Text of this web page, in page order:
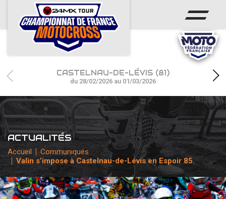
ACCUEIL
ACTUS
CALENDRIER
RÉSULTATS
PHOTOS / WEB TV
CHAMPIONNAT
PARTENAIRES
accéder à la billetterie
CASTELNAU-DE-LÉVIS (81)
du 28/02/2026 au 01/03/2026
ACTUALITÉS
Accueil
Communiqués
Valin s’impose à Castelnau-de-Lévis en Espoir 85.